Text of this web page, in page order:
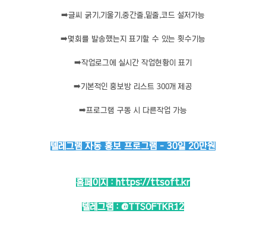
➡️글씨 굵기,기울기,중간줄,밑줄,코드 설저가능
➡️몇회를 발송했는지 표기할 수 있는 횟수기능
➡️작업로그에 실시간 작업현황이 표기
➡️기본적인 홍보방 리스트 300개 제공
➡️프로그램 구동 시 다른작업 가능
텔레그램 자동 홍보 프로그램 - 30일 20만원
홈페이지 : https://ttsoft.kr
텔레그램 : @TTSOFTKR12